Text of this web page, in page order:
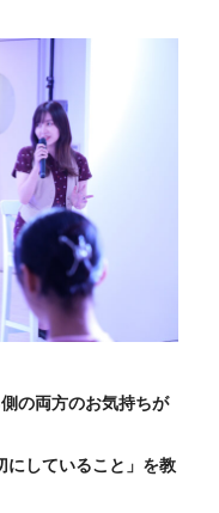
の両方のお気持ちが
にしていること」を教